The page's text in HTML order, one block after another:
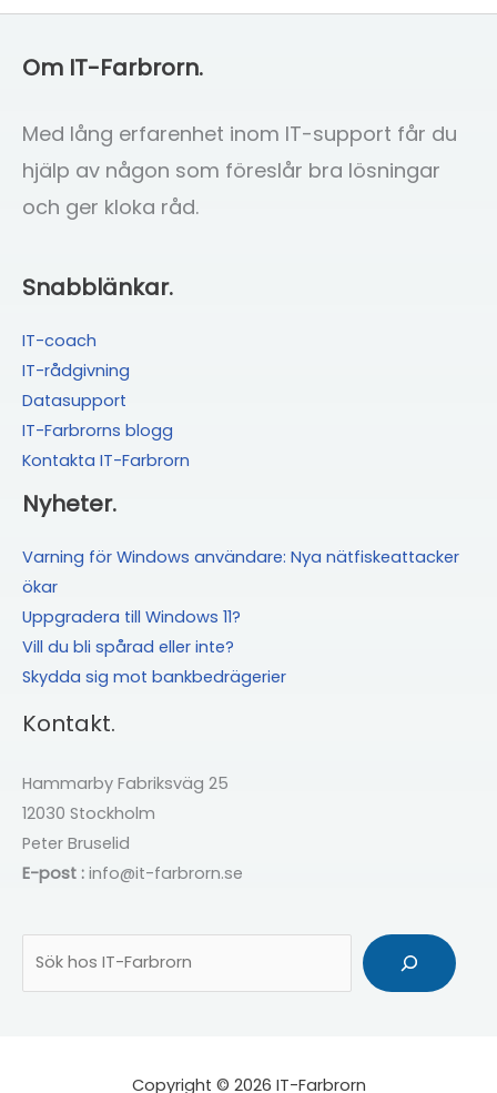
hjälpa
att
det
Om IT-Farbrorn.
Med lång erfarenhet inom IT-support får du
hjälp av någon som föreslår bra lösningar
och ger kloka råd.
Snabblänkar.
IT-coach
IT-rådgivning
Datasupport
IT-Farbrorns blogg
Kontakta IT-Farbrorn
Nyheter.
Varning för Windows användare: Nya nätfiskeattacker
ökar
Uppgradera till Windows 11?
Vill du bli spårad eller inte?
Skydda sig mot bankbedrägerier
Kontakt.
Hammarby Fabriksväg 25
12030 Stockholm
Peter Bruselid
E-post : info@it-farbrorn.se
Copyright © 2026 IT-Farbrorn